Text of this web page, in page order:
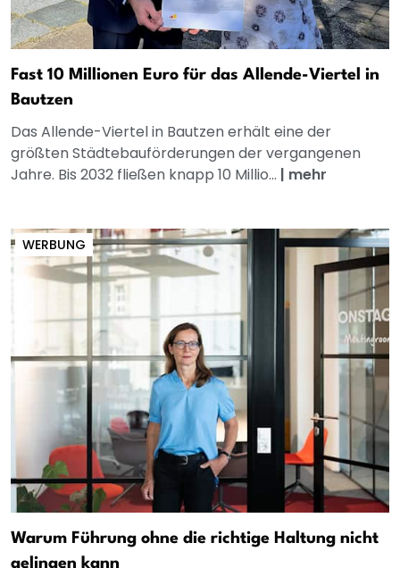
Fast 10 Millionen Euro für das Allende-Viertel in
Bautzen
Das Allende-Viertel in Bautzen erhält eine der
größten Städtebauförderungen der vergangenen
Jahre. Bis 2032 fließen knapp 10 Millio... | mehr
WERBUNG
Warum Führung ohne die richtige Haltung nicht
gelingen kann